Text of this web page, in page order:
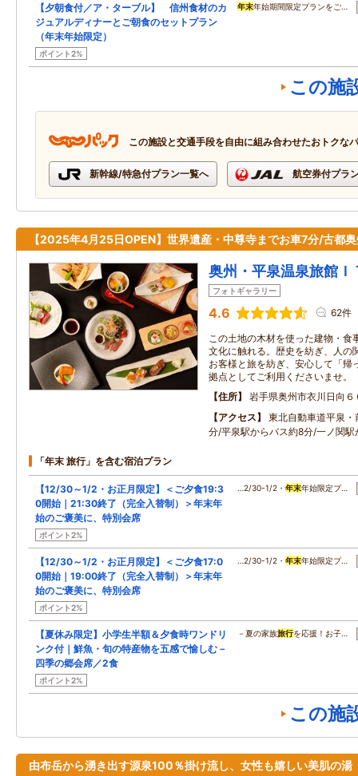
【夕朝食付／ア・ターブル】 信州食材のカ
ジュアルディナーとご朝食のセットプラン
（年末年始限定）
ポイント2%
年末年始期間限定プランをご…
この施
この施設と交通手段を自由に組み合わせたおトクな
新幹線/特急付プラン一覧へ 航空券付プラ
【2025年4月25日OPEN】世界遺産・中尊寺までお車7分/古都
奥州・平泉温泉旅館Ｉ
フォトギャラリー
4.6 62件
この土地の木材を使った建物・食
文化に触れる。歴史を紡ぎ、人の
お客様と旅を紡ぎ、安心して「帰
拠点としてご利用くださいませ。
住所
岩手県奥州市衣川日向６
アクセス
東北自動車道平泉
分/平泉駅からバス約8分/一ノ関
「年末 旅行」を含む宿泊プラン
【12/30～1/2・お正月限定】＜ご夕食19:3
0開始｜21:30終了（完全入替制）＞年末年
始のご褒美に、特別会席
ポイント2%
…2/30-1/2・ 年末年始限定プ…
【12/30～1/2・お正月限定】＜ご夕食17:0
0開始｜19:00終了（完全入替制）＞年末年
始のご褒美に、特別会席
ポイント2%
…2/30-1/2・ 年末年始限定プ…
【夏休み限定】小学生半額＆夕食時ワンドリ
ンク付｜鮮魚・旬の特産物を五感で愉しむ－
四季の郷会席／2食
ポイント2%
－夏の家族旅行を応援！お子…
この施
由布岳から湧き出す源泉100％掛け流し、女性も嬉しい美肌の湯